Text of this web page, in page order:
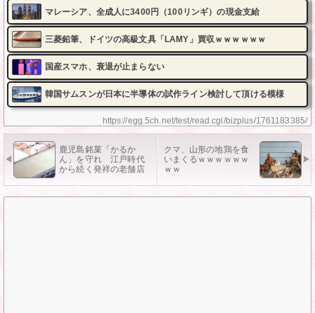
https://egg.5ch.net/test/read.cgi/bizplus/1761183385/
マレーシア、全成人に3400円（100リンギ）の現金支給
三菱鉛筆、ドイツの高級文具「LAMY」買収ｗｗｗｗｗｗ
国産スマホ、衰退が止まらない
韓国サムスンが日本に半導体の試作ライン検討して頂ける模様
鹿児島銘菓「かるか
ん」を守れ 江戸時代
から続く発祥の老舗店
クマ、山形の地鶏を食
いまくるｗｗｗｗｗｗ
ｗｗ